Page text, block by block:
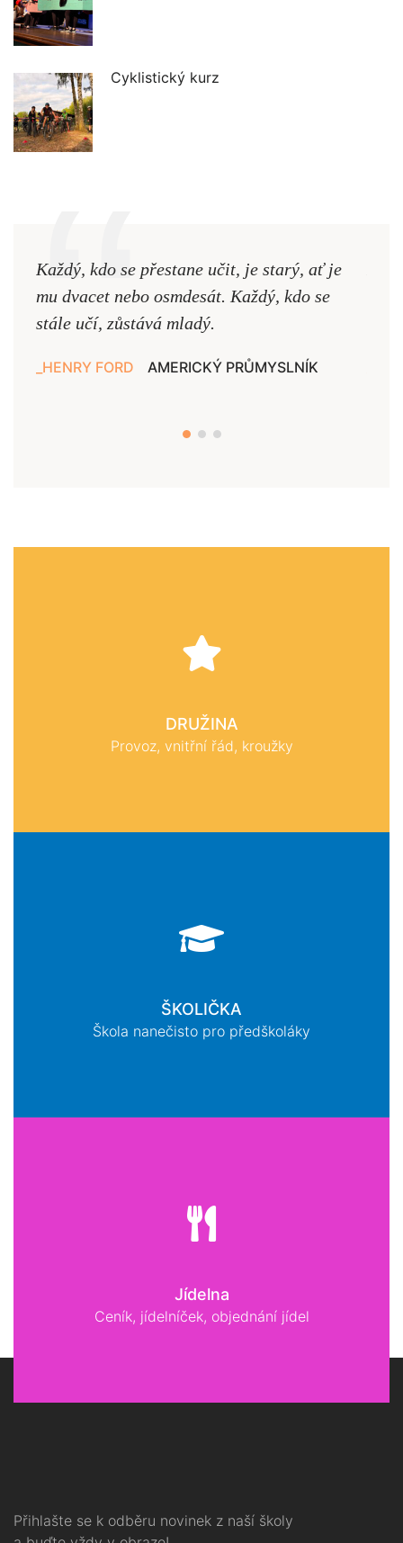
Cyklistický kurz
Každý, kdo se přestane učit, je starý, ať je
mu dvacet nebo osmdesát. Každý, kdo se
stále učí, zůstává mladý.
HENRY FORD AMERICKÝ PRŮMYSLNÍK
DRUŽINA
Provoz, vnitřní řád, kroužky
ŠKOLIČKA
Škola nanečisto pro předškoláky
Jídelna
Ceník, jídelníček, objednání jídel
Přihlašte se k odběru novinek z naší školy